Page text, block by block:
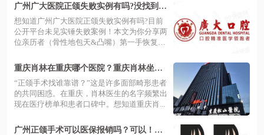
广州广大医院正颌失败实例有吗?没找到！
分享我在广大口腔医院正颌实例
想知道广州广大医院正颌失败实例有吗?目前
公开平台未见实锤失败案例！本文为你分享两
位亲历者（骨性地包天&凸嘴）第一手恢复
重庆肖林在重庆哪个医院？重庆肖林坐诊
的松山等多个医院地址电话可查
“正颌手术找谁靠谱？”这是许多面部畸形患者
的共同困惑。在重庆，肖林医生的名字频繁出
现在医疗榜单和患者口碑中。想知道重庆肖...
广州正颌手术可以医保报销吗？可以！来